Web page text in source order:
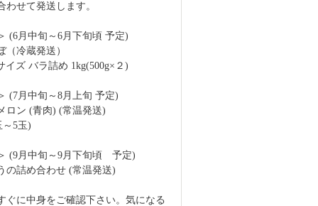
わせて発送します。
(6月中旬～6月下旬頃 予定)
冷蔵発送）
ズ バラ詰め 1kg(500g×２)
(7月中旬～8月上旬 予定)
ロン (青肉) (常温発送)
5玉)
(9月中旬～9月下旬頃 予定)
の詰め合わせ (常温発送)
ぐに中身をご確認下さい。気になる